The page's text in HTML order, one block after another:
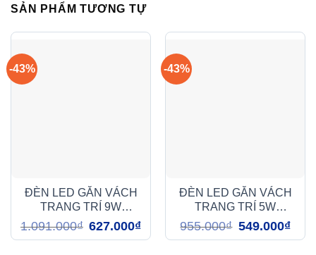
SẢN PHẨM TƯƠNG TỰ
-43%
ĐÈN LED GẮN VÁCH
TRANG TRÍ 9W
(ABY011)
1.091.000₫ Giá
gốc
là:
627.000₫Giá
tại
-43%
ĐÈN LED GẮN VÁCH
TRANG TRÍ 5W
(ABY009)
955.000₫
Giá
gốc
là:
549.000₫Giá
tại